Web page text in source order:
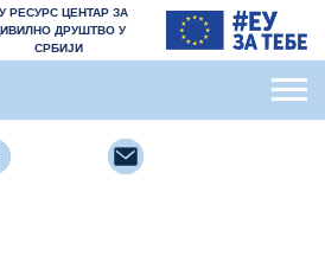
РЕСУРС ЦЕНТАР ЗА
ДРУШТВО У
СРБИЈИ